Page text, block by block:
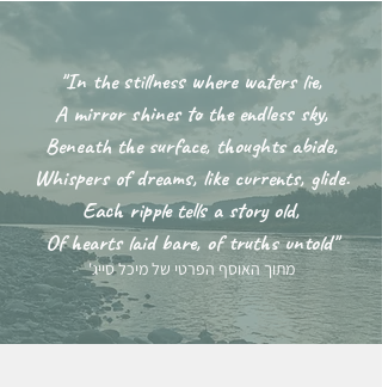
"In the stillness where waters lie,
A mirror shines to the endless sky,
Beneath the surface, thoughts abide,
Whispers of dreams, like currents, glide.
Each ripple tells a story old,
Of hearts laid bare, of truths untold"
מתוך האוסף הפרטי של מיכל סייג'